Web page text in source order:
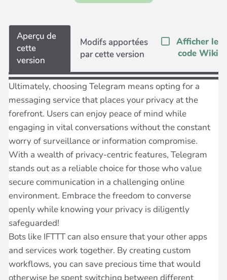
Aperçu de
cette
version
Modifs apportées
par cette version
Afficher le
code Wiki